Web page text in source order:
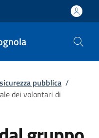
pubblica /
dei volontari di